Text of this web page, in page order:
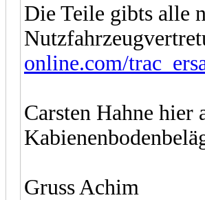
Die Teile gibts alle
online.com/
Carsten Hahne hier
Gruss Achim